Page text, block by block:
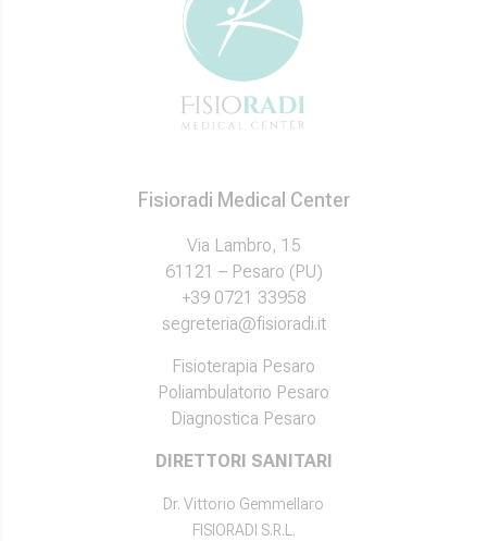
Fisioradi Medical Center
Via Lambro, 15
61121 – Pesaro (PU)
+39 0721 33958
segreteria@fisioradi.it
Fisioterapia Pesaro
Poliambulatorio Pesaro
Diagnostica Pesaro
DIRETTORI SANITARI
Dr. Vittorio Gemmellaro
FISIORADI S.R.L.